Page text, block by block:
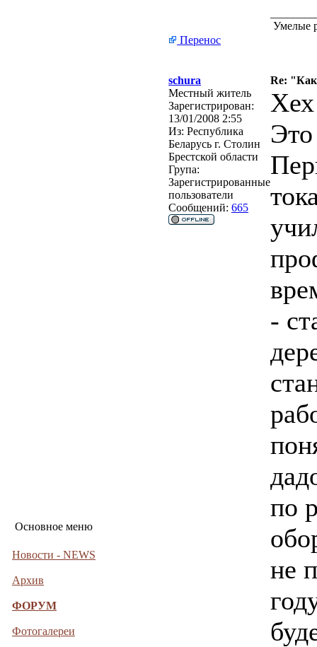
Основное меню
Новости - NEWS
Архив
ФОРУМ
Фотогалереи
Умелые
Перенос
schura
Re:
Местный житель
Зарегистрирован:
13/01/2008 2:55
Из: Республика
Беларусь г. Столин
Брестской области
Група:
Зарегистрированные
пользователи
Сообщений: 665
-
по
не